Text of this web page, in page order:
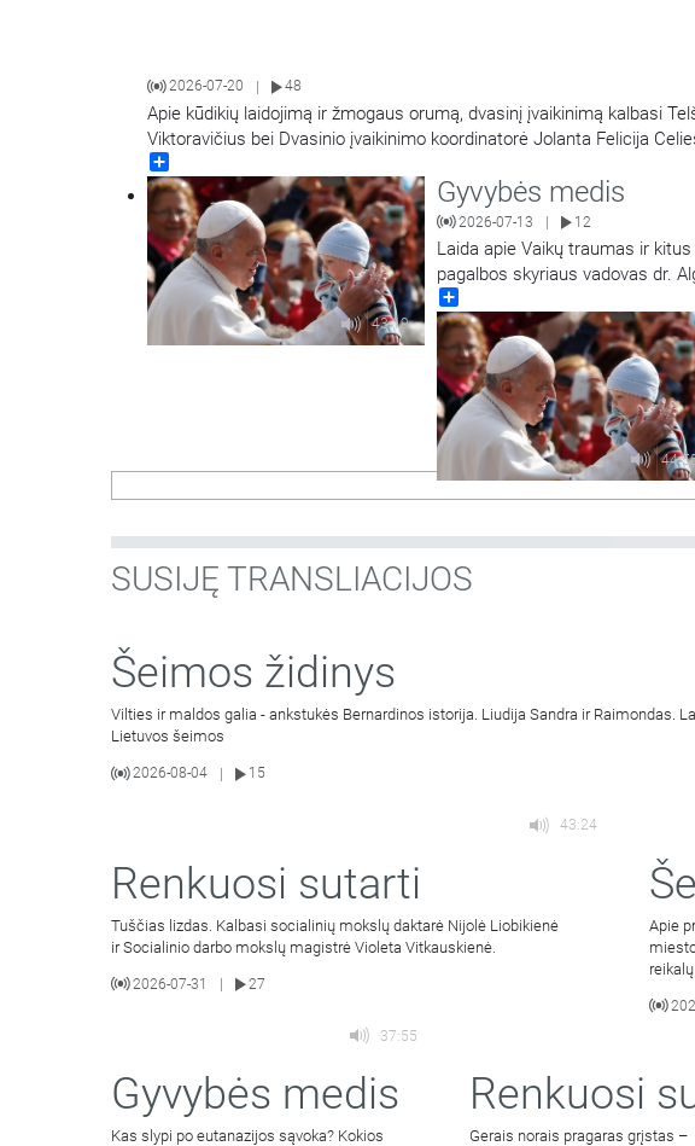
2026-07-20 48
Apie kūdikių laidojimą ir žmogaus orumą, dvasinį įvaikinimą kalbasi
Viktoravičius bei Dvasinio įvaikinimo koordinatorė Jolanta Felicija
43:19
Gyvybės medis
2026-07-13 12
Laida apie Vaikų traumas ir
pagalbos skyriaus vadovas dr.
vadovė doc. dr. Ilona Razlevičė,
Mikulėnienė. Laidoje minimos
SUSIJĘ TRANSLIACIJOS
Šeimos židinys
Vilties ir maldos galia - ankstukės Bernardinos istorija. Liudija Sandra ir Raimondas.
Lietuvos šeimos
2026-08-04 15
43:24
Renkuosi sutarti
Tuščias lizdas. Kalbasi socialinių mokslų daktarė Nijolė Liobikienė
ir Socialinio darbo mokslų magistrė Violeta Vitkauskienė.
2026-07-31 27
Apie
reikalų
37:55
Gyvybės medis
Kas slypi po eutanazijos sąvoka? Kokios
Renkuosi
Gerais norais pragaras grįstas –